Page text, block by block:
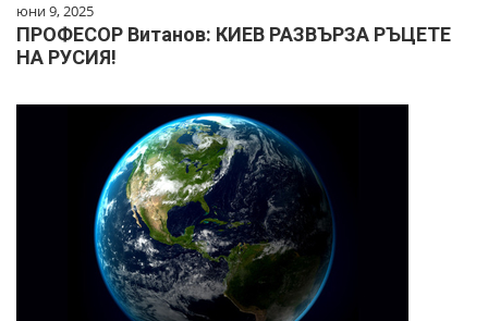
юни 9, 2025
ПРОФЕСОР Витанов: КИЕВ РАЗВЪРЗА РЪЦЕТЕ
НА РУСИЯ!